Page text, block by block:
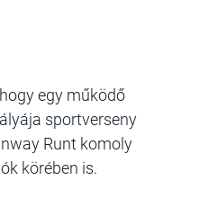
egy működő
sportverseny
Runt komoly
körében is.